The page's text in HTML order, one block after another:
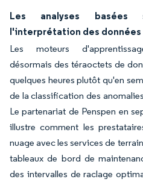
Les analyses basées
l'interprétation des données
Les moteurs
désormais des téraoctets de
quelques heures plutôt qu'en
de la classification des
Le partenariat de Penspen en
illustre comment les
nuage avec les services de
tableaux de bord de
des intervalles de raclage